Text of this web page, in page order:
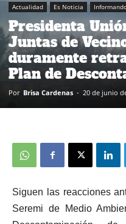
Actualidad Es Noticia
Presidenta
Juntas de
duramente
Plan de
Por Brisa Cardenas - 20 de junio
Siguen las reacciones
Seremi de Medio